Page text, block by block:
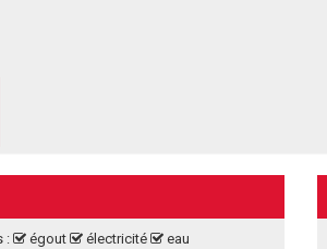
: égout électricité
eau